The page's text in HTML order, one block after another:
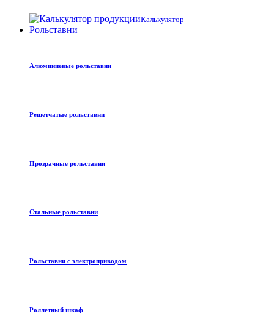
Калькулятор
Рольставни
Алюминиевые рольставни
Решетчатые рольставни
Прозрачные рольставни
Стальные рольставни
Рольставни с электроприводом
Роллетный шкаф